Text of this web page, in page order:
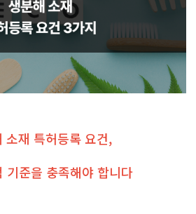
소재 특허등록 요건,
기준을 충족해야 합니다